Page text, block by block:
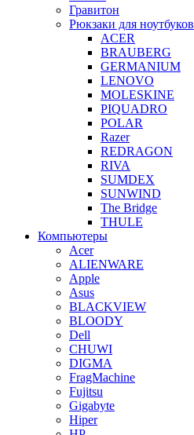
Гравитон
Рюкзаки для ноутбуков
ACER
BRAUBERG
GERMANIUM
LENOVO
MOLESKINE
PIQUADRO
POLAR
Razer
REDRAGON
RIVA
SUMDEX
SUNWIND
The Bridge
THULE
Компьютеры
Acer
ALIENWARE
Apple
Asus
BLACKVIEW
BLOODY
Dell
CHUWI
DIGMA
FragMachine
Fujitsu
Gigabyte
Hiper